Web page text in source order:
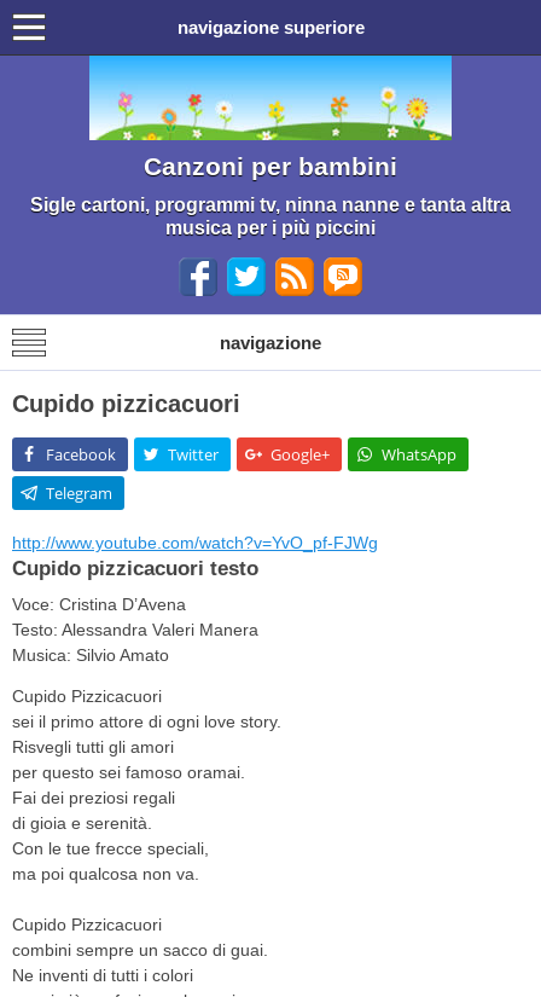
navigazione superiore
Canzoni per bambini
Sigle cartoni, programmi tv, ninna nanne e tanta altra
musica per i più piccini
navigazione
Cupido pizzicacuori
Facebook Twitter Google+
WhatsApp
Telegram
http://www.youtube.com/watch?v=YvO_pf-FJWg
Cupido pizzicacuori testo
Voce: Cristina D’Avena
Testo: Alessandra Valeri Manera
Musica: Silvio Amato
Cupido Pizzicacuori
sei il primo attore di ogni love story.
Risvegli tutti gli amori
per questo sei famoso oramai.
Fai dei preziosi regali
di gioia e serenità.
Con le tue frecce speciali,
ma poi qualcosa non va.
Cupido Pizzicacuori
combini sempre un sacco di guai.
Ne inventi di tutti i colori